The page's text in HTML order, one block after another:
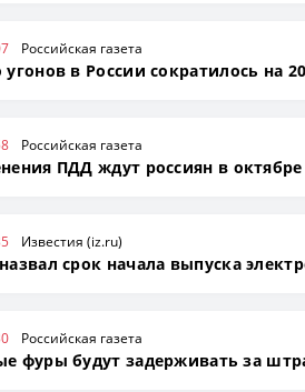
Российская газета
угонов в России сократилось на
Российская газета
ПДД ждут россиян в октябре
Известия (iz.ru)
срок начала выпуска
Российская газета
фуры будут задерживать за